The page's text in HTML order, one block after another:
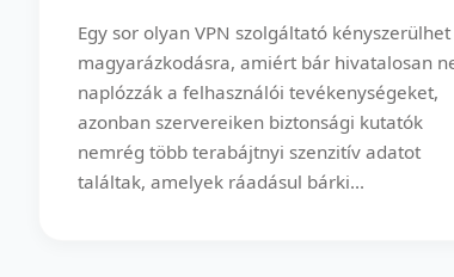
Egy sor olyan VPN szolgáltató kényszerülhet
magyarázkodásra, amiért bár hivatalosan
naplózzák a felhasználói tevékenységeket,
azonban szervereiken biztonsági kutatók
nemrég több terabájtnyi szenzitív adatot
találtak, amelyek ráadásul bárki...